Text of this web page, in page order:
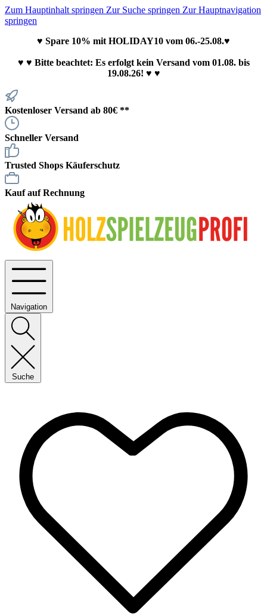
Zum Hauptinhalt springen Zur Suche springen Zur Hauptnavigation
springen
♥ Spare 10% mit HOLIDAY10 vom 06.-25.08.♥
♥ ♥ Bitte beachtet: Es erfolgt kein Versand vom 01.08. bis
19.08.26! ♥ ♥
Kostenloser Versand ab 80€ **
Schneller Versand
Trusted Shops Käuferschutz
Kauf auf Rechnung
Navigation
Suche